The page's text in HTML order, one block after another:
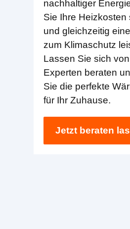
nachhaltiger
Sie Ihre Heizkosten
und gleichzeitig
zum Klimaschutz
Lassen Sie sich
Experten beraten
Sie die perfekte
für Ihr Zuhause.
Jetzt beraten